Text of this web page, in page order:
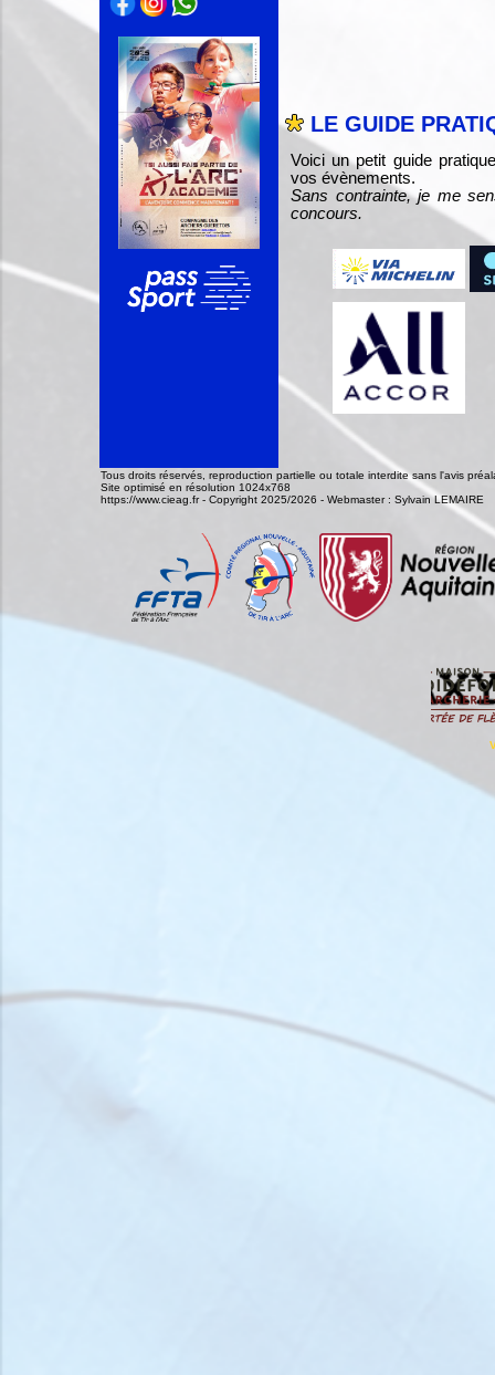
LE GUIDE
Voici un petit guide
vos évènements.
Sans contrainte, je me
concours.
Tous droits réservés, reproduction partielle ou totale interdite sans l'avis
Site optimisé en résolution 1024x768
https://www.cieag.fr - Copyright 2025/2026 - Webmaster : Sylvain LEMAIRE